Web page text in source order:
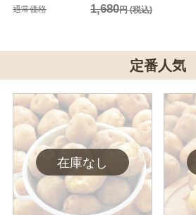
通常価格 1,680円(税込)
定番人気